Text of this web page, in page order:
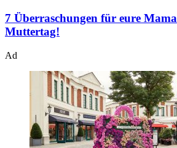
7 Überraschungen für eure Mama
Muttertag!
Ad